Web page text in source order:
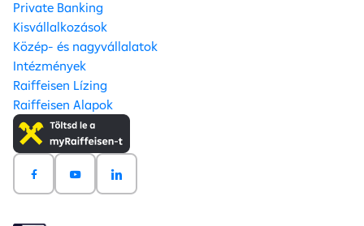
Private Banking
Kisvállalkozások
Közép- és nagyvállalatok
Intézmények
Raiffeisen Lízing
Raiffeisen Alapok